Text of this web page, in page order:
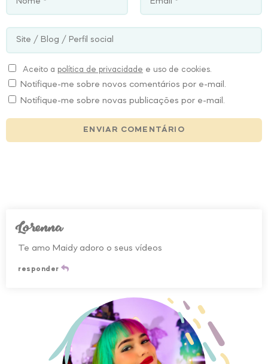
Aceito a política de privacidade e uso de cookies.
Notifique-me sobre novos comentários por e-mail.
Notifique-me sobre novas publicações por e-mail.
Lorenna
Te amo Maidy adoro o seus vídeos
responder